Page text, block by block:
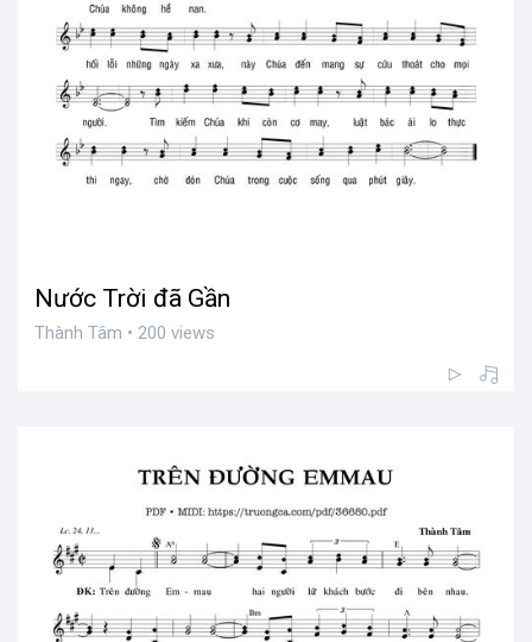
Nước Trời đã Gần
Thành Tâm • 200 views